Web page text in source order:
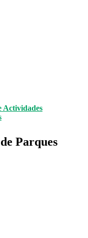
Actividades
Parques